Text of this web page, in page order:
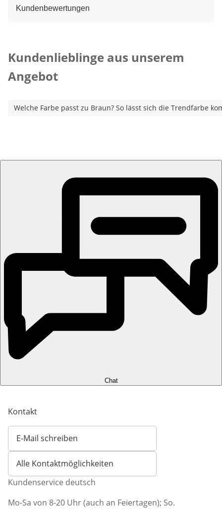
Kundenbewertungen
Kundenlieblinge aus unserem
Angebot
Welche Farbe passt zu Braun? So lässt sich die Trendfarbe
Chat
Kontakt
E-Mail schreiben
Öffnet E-Mail-Client
Alle Kontaktmöglichkeiten
Kundenservice deutsch
Mo-Sa von 8-20 Uhr (auch an Feiertagen); So.